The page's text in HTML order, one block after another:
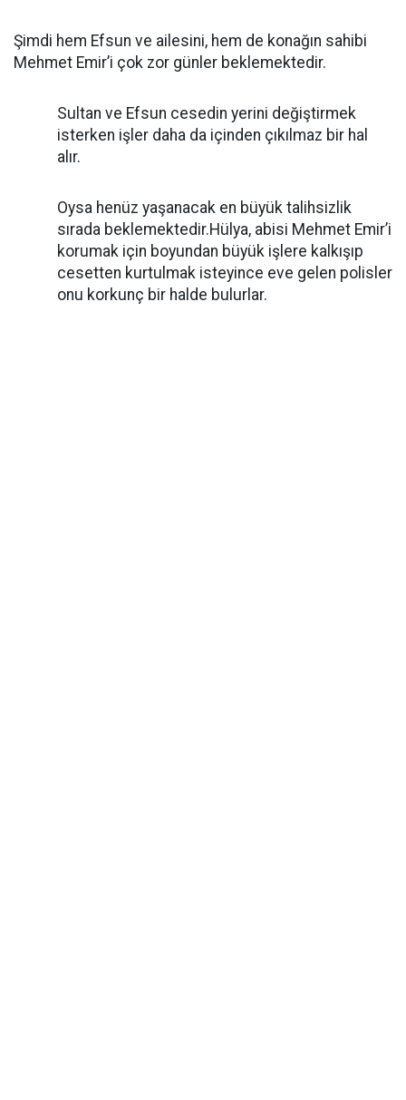
Şimdi hem Efsun ve ailesini, hem de konağın sahibi
Mehmet Emir’i çok zor günler beklemektedir.
Sultan ve Efsun cesedin yerini değiştirmek
isterken işler daha da içinden çıkılmaz bir hal
alır.
Oysa henüz yaşanacak en büyük talihsizlik
sırada beklemektedir.Hülya, abisi Mehmet Emir’i
korumak için boyundan büyük işlere kalkışıp
cesetten kurtulmak isteyince eve gelen polisler
onu korkunç bir halde bulurlar.